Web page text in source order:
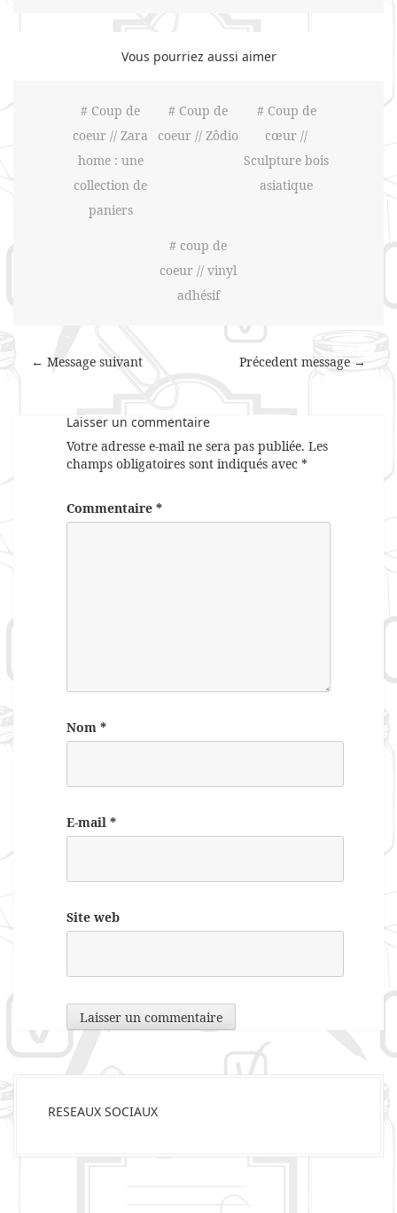
Vous pourriez aussi aimer
# Coup de
coeur // Zara
home : une
collection de
paniers
# Coup de
coeur // Zôdio
# Coup de
cœur //
Sculpture bois
asiatique
# coup de
coeur // vinyl
adhésif
Précedent message →
← Message suivant
Laisser un commentaire
Votre adresse e-mail ne sera pas publiée. Les
champs obligatoires sont indiqués avec *
Commentaire *
Nom *
E-mail *
Site web
RESEAUX SOCIAUX